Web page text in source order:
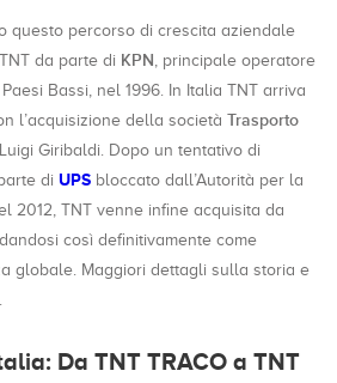
questo percorso di crescita aziendale
da parte di KPN, principale operatore
Bassi, nel 1996. In Italia TNT arriva
l’acquisizione della società Trasporto
Giribaldi. Dopo un tentativo di
di UPS bloccato dall’Autorità per la
2012, TNT venne infine acquisita da
così definitivamente come
globale. Maggiori dettagli sulla storia e
.
Da TNT TRACO a TNT